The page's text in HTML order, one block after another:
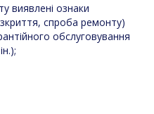
виявлені ознаки
спроба ремонту)
обслуговування